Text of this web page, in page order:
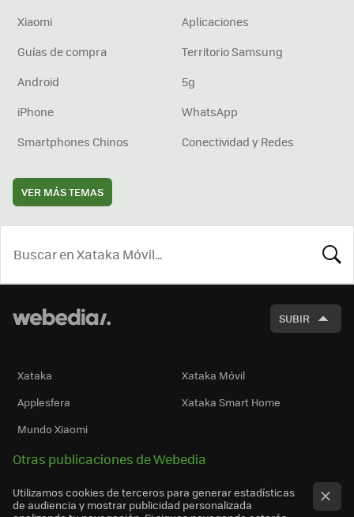
Xiaomi
Aplicaciones
Guías de compra
Territorio Samsung
Android
5g
iPhone
WhatsApp
Smartphones Chinos
Conectividad y Redes
VER MÁS TEMAS
SUBIR
Xataka
Xataka Móvil
Applesfera
Xataka Smart Home
Mundo Xiaomi
Otras publicaciones de Webedia
Utilizamos cookies de terceros para generar estadísticas
de audiencia y mostrar publicidad personalizada